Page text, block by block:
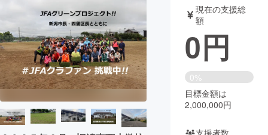
音楽
テクノロジー・ガジェット ゲーム・サ
映像・映画 書籍・雑誌
ビジネス・起業 チャレンジ
現在の支援総
額
0円
0%
目標金額は
2,000,000円
支援者数